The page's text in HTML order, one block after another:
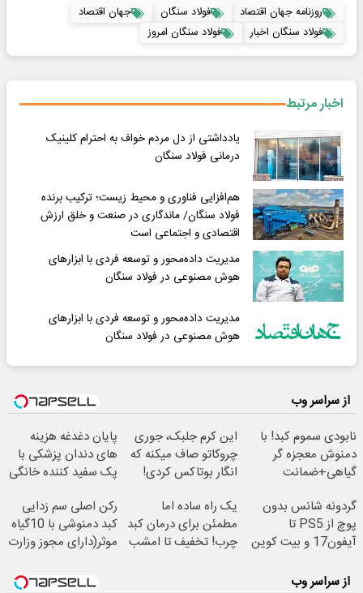
روزنامه جهان اقتصاد فولاد سنگان
جهان اقتصاد
فولاد سنگان اخبار
فولاد سنگان امروز
اخبار مرتبط
یادداشتی از دل مردم خواف به احترام کلینیک
درمانی فولاد سنگان
هم‌افزایی فناوری و محیط‌ زیست؛ ترکیب برنده
فولاد سنگان/ ماندگاری در صنعت و خلق ارزش
اقتصادی و اجتماعی است
مدیریت داده‌محور و توسعه فردی با ابزارهای
هوش مصنوعی در فولاد سنگان
مدیریت داده‌محور و توسعه فردی با ابزارهای
هوش مصنوعی در فولاد سنگان
از سراسر وب
نابودی سموم کبد! با
دمنوش معجزه گر
گیاهی+ضمانت
این کرم جلبک، جوری
چروکاتو صاف میکنه که
انگار بوتاکس کردی!
پایان دغدغه هزینه
های دندان پزشکی با
پک سفید کننده خانگی
گردونه شانس بدون
پوچ از PS5 تا
آیفون17 و بیت کوین
یک راه ساده اما
مطمئن برای درمان کبد
چرب! تخفیف تا امشب
رکن اصلی سم زدایی
کبد دمنوشی با 10گیاه
موثر(دارای مجوز وزارت
از سراسر وب